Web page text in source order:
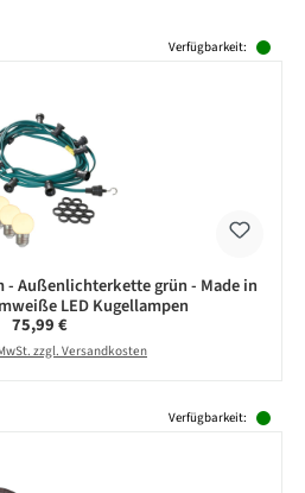
Verfügbarkeit:
Außenlichterkette grün - Made in
LED Kugellampen
Regulärer Preis:
75,99 €
zzgl. Versandkosten
Verfügbarkeit: